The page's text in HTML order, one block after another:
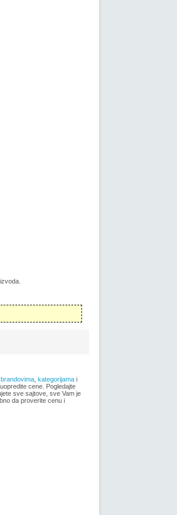
brandovima kategorijama i
cene. Pogledajte
sve sajtove, sve Vam je
da proverite cenu i